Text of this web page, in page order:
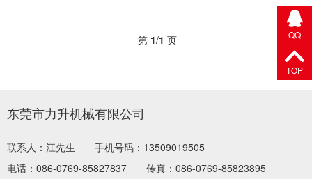
第 1/1 页
东莞市力升机械有限公司
联系人：江先生
手机号码：13509019505
电话：086-0769-85827837
传真：086-0769-85823895
QQ
TOP